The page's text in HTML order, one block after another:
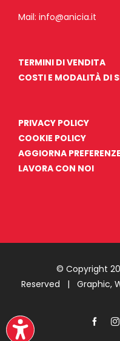
Mail: info@anicia.it
TERMINI DI VENDITA
COSTI E MODALITÀ DI
PRIVACY POLICY
COOKIE POLICY
AGGIORNA
LAVORA CON NOI
© Copyright
Reserved | Graphic,